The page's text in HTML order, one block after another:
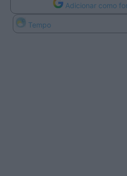
Adicionar como
Tempo